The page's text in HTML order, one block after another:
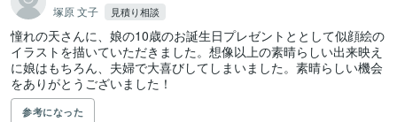
塚原 文子 見積り相談
憧れの天さんに、娘の10歳のお誕生日プレゼントととして似顔絵の
イラストを描いていただきました。想像以上の素晴らしい出来映え
に娘はもちろん、夫婦で大喜びしてしまいました。素晴らしい機会
をありがとうございました！
参考になった